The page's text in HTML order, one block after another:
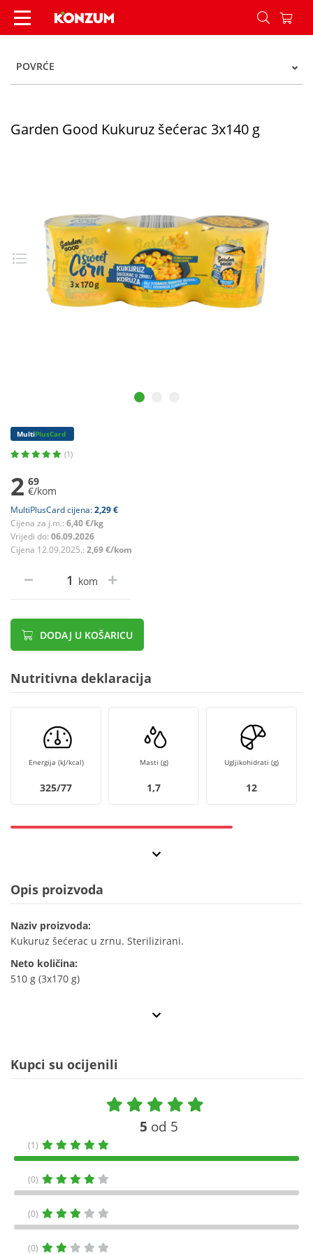
Garden Good Kukuruz šećerac 3x140 g - Konzum
POVRĆE
Garden Good Kukuruz šećerac 3x140 g
MultiPlusCard
(1)
2 69
€/kom
MultiPlusCard cijena:2,29 €
Cijena za j.m.: 6,40 €/kg
Vrijedi do: 06.09.2026
Cijena 12.09.2025.: 2,69 €/kom
kom
DODAJ U KOŠARICU
Nutritivna deklaracija
Energija (kJ/kcal)
325/77
Masti (g)
1,7
Ugljikohidrati (g)
12
Opis proizvoda
Naziv proizvoda:
Kukuruz šećerac u zrnu. Sterilizirani.
Neto količina:
510 g (3x170 g)
Kupci su ocijenili
5 od 5
(1)
(0)
(0)
(0)